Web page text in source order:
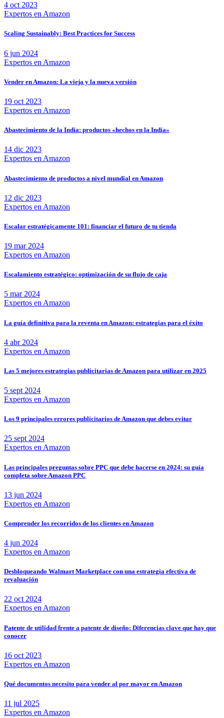
4 oct 2023
Expertos en Amazon
Scaling Sustainably: Best Practices for Success
6 jun 2024
Expertos en Amazon
Vender en Amazon: La vieja y la nueva versión
19 oct 2023
Expertos en Amazon
Abastecimiento de la India: productos «hechos en la India»
14 dic 2023
Expertos en Amazon
Abastecimiento de productos a nivel mundial en Amazon
12 dic 2023
Expertos en Amazon
Escalar estratégicamente 101: financiar el futuro de tu tienda
19 mar 2024
Expertos en Amazon
Escalamiento estratégico: optimización de su flujo de caja
5 mar 2024
Expertos en Amazon
La guía definitiva para la reventa en Amazon: estrategias para el éxito
4 abr 2024
Expertos en Amazon
Las 5 mejores estrategias publicitarias de Amazon para utilizar en 2025
5 sept 2024
Expertos en Amazon
Los 9 principales errores publicitarios de Amazon que debes evitar
25 sept 2024
Expertos en Amazon
Las principales preguntas sobre PPC que debe hacerse en 2024: su guía
completa sobre Amazon PPC
13 jun 2024
Expertos en Amazon
Comprender los recorridos de los clientes en Amazon
4 jun 2024
Expertos en Amazon
Desbloqueando Walmart Marketplace con una estrategia efectiva de
revaluación
22 oct 2024
Expertos en Amazon
Patente de utilidad frente a patente de diseño: Diferencias clave que hay que
conocer
16 oct 2023
Expertos en Amazon
Qué documentos necesito para vender al por mayor en Amazon
11 jul 2025
Expertos en Amazon